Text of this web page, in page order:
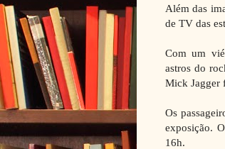
Além das
de TV das
Com um
astros do
Mick Jagger
Os
exposição.
16h.